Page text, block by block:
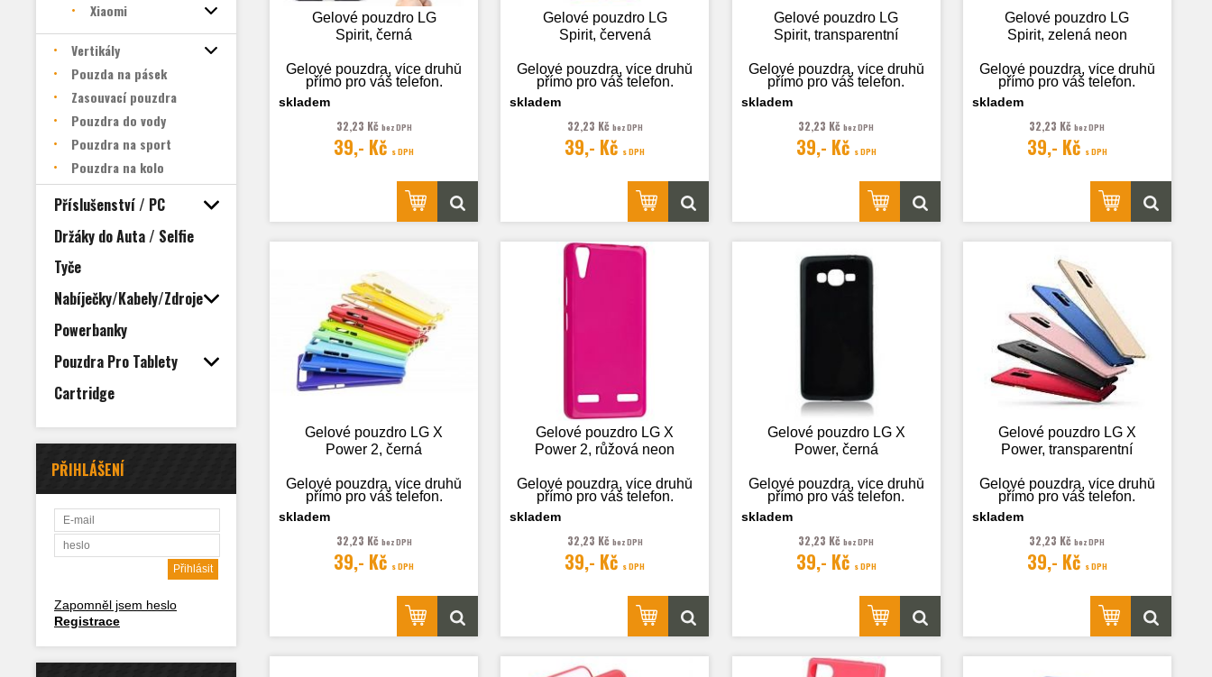
Xiaomi
Vertikály
Pouzda na pásek
Zasouvací pouzdra
Pouzdra do vody
Pouzdra na sport
Pouzdra na kolo
Příslušenství / PC
Držáky do Auta / Selfie
Tyče
Nabíječky/Kabely/Zdroje
Powerbanky
Pouzdra Pro Tablety
Cartridge
PŘIHLÁŠENÍ
Zapomněl jsem heslo
Registrace
Gelové pouzdro LG
Spirit, černá
Gelové pouzdra, více druhů
přímo pro váš telefon.
Fotografie je pouze
ilustrační.
skladem
32,23 Kč bez DPH
39,- Kč s DPH
Gelové pouzdro LG
Spirit, červená
Gelové pouzdra, více druhů
přímo pro váš telefon.
Fotografie je pouze
ilustrační.
skladem
32,23 Kč bez DPH
39,- Kč s DPH
Gelové pouzdro LG
Spirit, transparentní
Gelové pouzdra, více druhů
přímo pro váš telefon.
Fotografie je pouze
ilustrační.
skladem
32,23 Kčbez DPH
39,- Kč s DPH
Gelové pouzdro LG
Spirit, zelená neon
Gelové pouzdra, více druhů
přímo pro váš telefon.
Fotografie je pouze
ilustrační.
skladem
32,23 Kčbez DPH
39,- Kč s DPH
Gelové pouzdro LG X
Power 2, černá
Gelové pouzdra, více druhů
přímo pro váš telefon.
Fotografie je pouze
ilustrační.
skladem
32,23 Kč bez DPH
39,- Kč s DPH
Gelové pouzdro LG X
Power 2, růžová neon
Gelové pouzdra, více druhů
přímo pro váš telefon.
Fotografie je pouze
ilustrační.
skladem
32,23 Kč bez DPH
39,- Kč s DPH
Gelové pouzdro LG X
Power, černá
Gelové pouzdra, více druhů
přímo pro váš telefon.
Fotografie je pouze
ilustrační.
skladem
32,23 Kčbez DPH
39,- Kč s DPH
Gelové pouzdro LG X
Power, transparentní
Gelové pouzdra, více druhů
přímo pro váš telefon.
Fotografie je pouze
ilustrační.
skladem
32,23 Kčbez DPH
39,- Kč s DPH